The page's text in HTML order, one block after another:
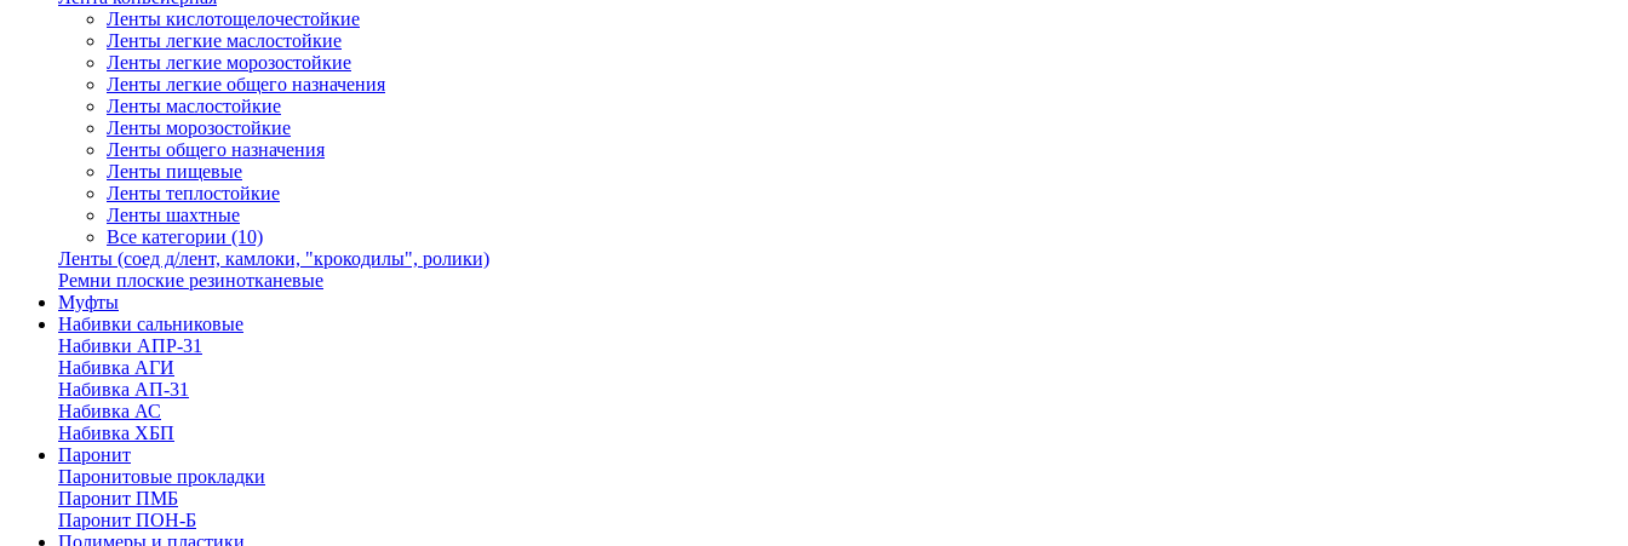
Ленты кислотощелочестойкие
Ленты легкие маслостойкие
Ленты легкие морозостойкие
Ленты легкие общего назначения
Ленты маслостойкие
Ленты морозостойкие
Ленты общего назначения
Ленты пищевые
Ленты теплостойкие
Ленты шахтные
Все категории (10)
Ленты (соед д/лент, камлоки, "крокодилы", ролики)
Ремни плоские резинотканевые
Муфты
Набивки сальниковые
Набивки АПР-31
Набивка АГИ
Набивка АП-31
Набивка АС
Набивка ХБП
Паронит
Паронитовые прокладки
Паронит ПМБ
Паронит ПОН-Б
Полимеры и пластики